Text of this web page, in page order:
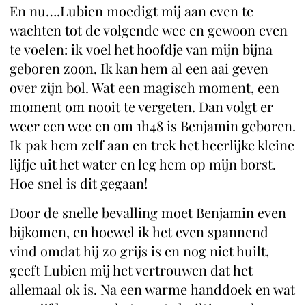
En nu….Lubien moedigt mij aan even te
wachten tot de volgende wee en gewoon even
te voelen: ik voel het hoofdje van mijn bijna
geboren zoon. Ik kan hem al een aai geven
over zijn bol. Wat een magisch moment, een
moment om nooit te vergeten. Dan volgt er
weer een wee en om 1h48 is Benjamin geboren.
Ik pak hem zelf aan en trek het heerlijke kleine
lijfje uit het water en leg hem op mijn borst.
Hoe snel is dit gegaan!
Door de snelle bevalling moet Benjamin even
bijkomen, en hoewel ik het even spannend
vind omdat hij zo grijs is en nog niet huilt,
geeft Lubien mij het vertrouwen dat het
allemaal ok is. Na een warme handdoek en wat